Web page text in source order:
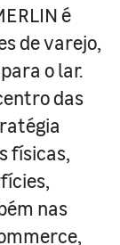
é
de varejo,
o lar.
das
físicas,
nas